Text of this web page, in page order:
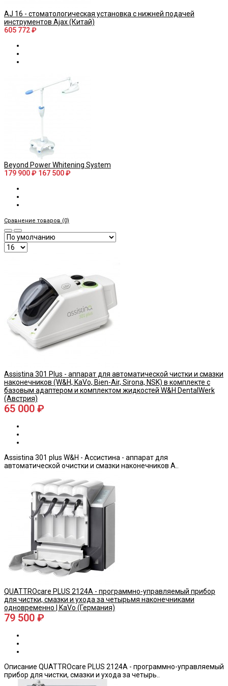
AJ 16 - стоматологическая установка с нижней подачей
инструментов Ajax (Китай)
605 772 ₽
Beyond Power Whitening System
179 900 ₽ 167 500 ₽
Сравнение товаров (0)
Assistina 301 Plus - аппарат для автоматической чистки и смазки
наконечников (W&H, KaVo, Bien-Air, Sirona, NSK) в комплекте с
базовым адаптером и комплектом жидкостей W&H DentalWerk
(Австрия)
65 000 ₽
Assistina 301 plus W&H - Ассистина - аппарат для
автоматической очистки и смазки наконечников А..
QUATTROcare PLUS 2124А - программно-управляемый прибор
для чистки, смазки и ухода за четырьмя наконечниками
одновременно | KaVo (Германия)
79 500 ₽
Описание QUATTROcare PLUS 2124А - программно-управляемый
прибор для чистки, смазки и ухода за четырь..